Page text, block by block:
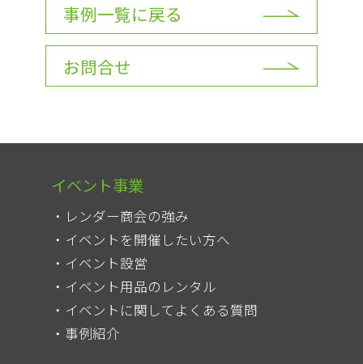
事例一覧に戻る
お問合せ
イベント事業
レンダー商会の強み
イベントを開催したい方へ
イベント設営
イベント用品のレンタル
イベントに関してよくある質問
事例紹介